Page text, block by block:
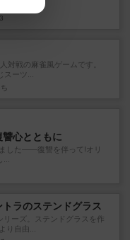
対戦の麻雀風ゲームです。
ーツ...
心とともに
ました――復讐を伴って!オリ
ラのステンドグラス
ーズ。ステンドグラスを作
り自由...